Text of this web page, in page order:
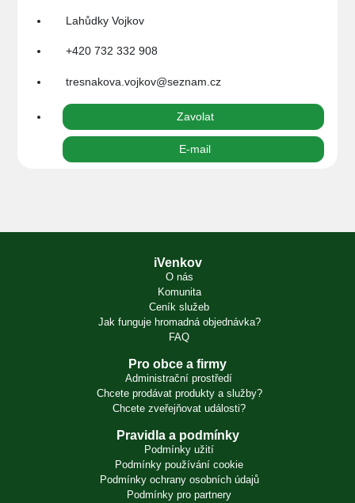
Lahůdky Vojkov
+420 732 332 908
tresnakova.vojkov@seznam.cz
Zavolat
E-mail
iVenkov
O nás
Komunita
Ceník služeb
Jak funguje hromadná objednávka?
FAQ
Pro obce a firmy
Administrační prostředí
Chcete prodávat produkty a služby?
Chcete zveřejňovat události?
Pravidla a podmínky
Podmínky užití
Podmínky používání cookie
Podmínky ochrany osobních údajů
Podmínky pro partnery